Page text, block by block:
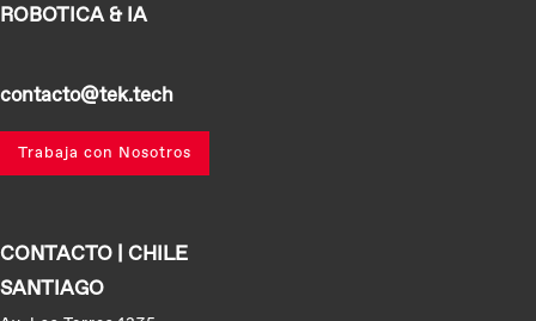
ROBOTICA & IA
contacto@tek.tech
Trabaja con Nosotros
CONTACTO | CHILE
SANTIAGO